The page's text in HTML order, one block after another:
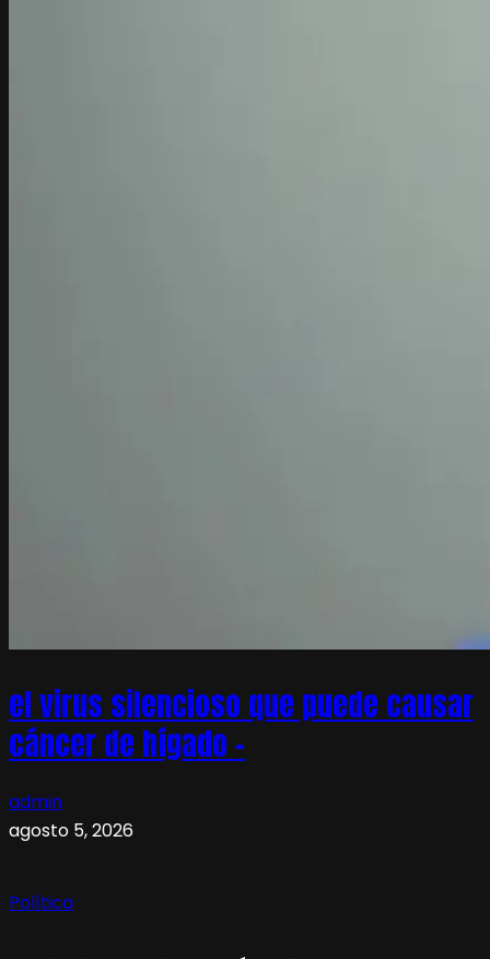
el virus silencioso que puede causar
cáncer de hígado –
admin
agosto 5, 2026
Política